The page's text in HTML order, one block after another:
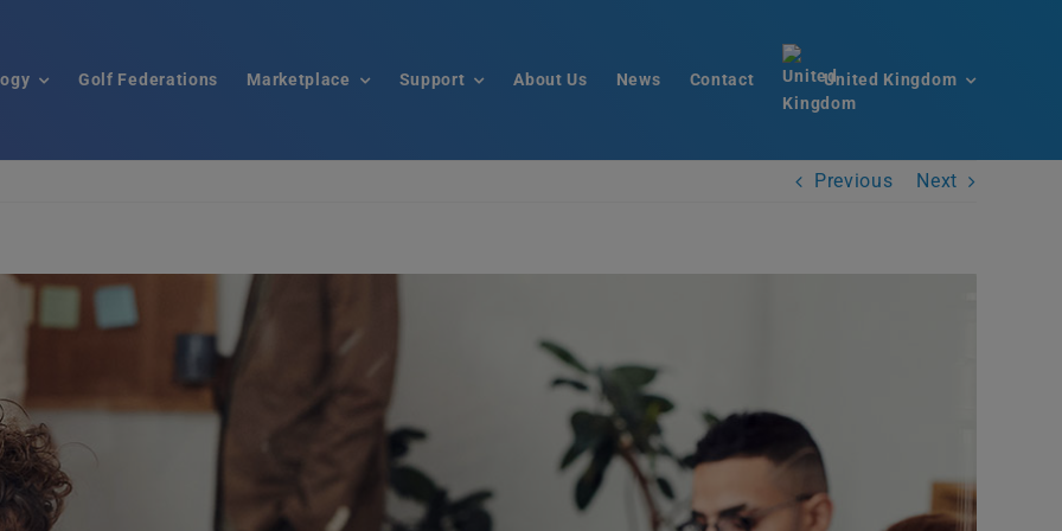
Golf Federations Marketplace Support About Us News Contact United Kingdom
Previous Next